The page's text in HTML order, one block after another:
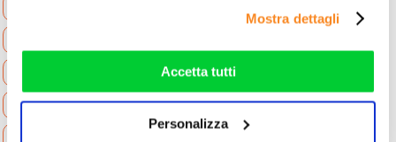
che hanno raccolto dal suo utilizzo dei loro servizi. Vedi
rifiutare o personalizzare il tuo consenso: cliccando sul
tasto "Accetta tutti”, selezionando le diverse categorie di
Mostra dettagli
Accetta tutti
Personalizza
Notizie News Canone RAI Notizie News Cellulari
Notizie News e Varie Notizie News Edison